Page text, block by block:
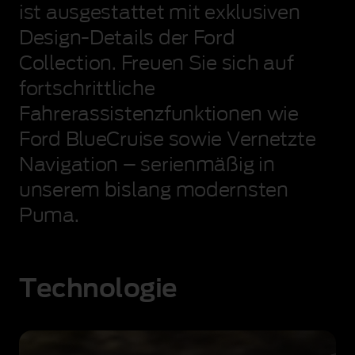
schwach
beleuchteten
Betontunnel.
ist ausgestattet mit exklusiven
Design‑Details der Ford
Collection. Freuen Sie sich auf
fortschrittliche
Fahrerassistenzfunktionen wie
Ford BlueCruise sowie Vernetzte
Navigation – serienmäßig in
unserem bislang modernsten
Puma.
Technologie